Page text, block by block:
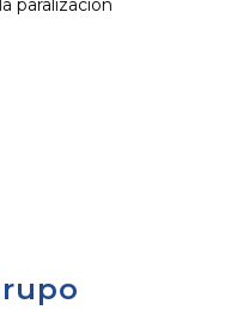
paralización